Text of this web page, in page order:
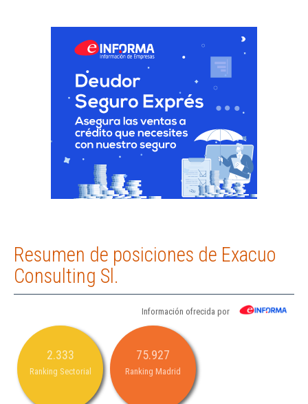
Resumen de posiciones de Exacuo
Consulting Sl.
Información ofrecida por
2.333
Ranking Sectorial
75.927
Ranking Madrid